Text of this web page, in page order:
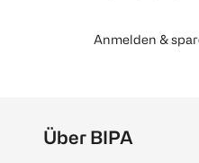
Anmelden &
Über BIPA